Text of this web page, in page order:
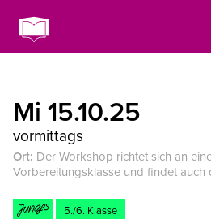
Mi 15.10.25
vormittags
Ort: Der Workshop richtet sich an
Vorbereitungsklasse und findet auch
5./6. Klasse